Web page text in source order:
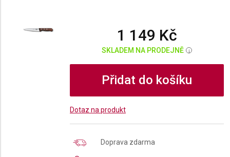
1 149 Kč
SKLADEM NA PRODEJNĚ i
Přidat do košíku
Dotaz na produkt
Doprava zdarma